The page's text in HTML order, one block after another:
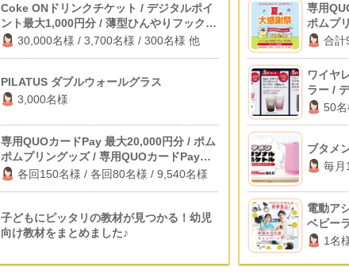
Coke ONドリンクチケット / デジタルポイ
ント最大1,000円分 / 薄型ひんやりフックフ
ァン 他
30,000名様 / 3,700名様 / 300名様 他
PILATUS ダブルウォールグラス
3,000名様
専用QUOカードPay 最大20,000円分 / ポム
ポムプリングッズ / 専用QUOカードPay
500円分
各回150名様 / 各回80名様 / 9,540名様
子どもにピッタリの教材が見つかる！幼児
向け教材をまとめました♪
専用
ポムプ
合計
ワイヤ
ラー /
50
ブタメ
毎月
電動ア
ベビー
1名